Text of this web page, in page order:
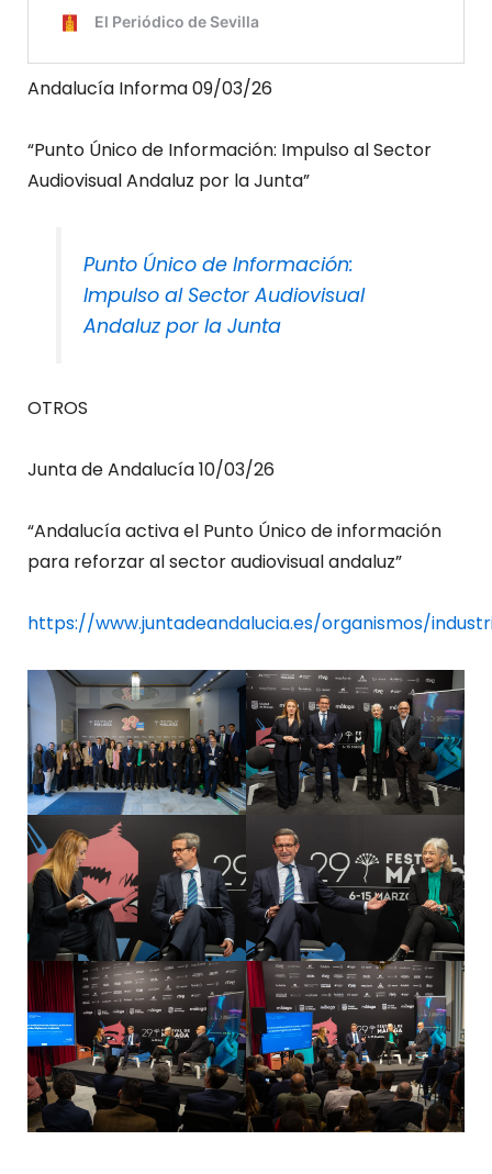
Andalucía Informa 09/03/26
“Punto Único de Información: Impulso al Sector
Audiovisual Andaluz por la Junta”
Punto Único de Información:
Impulso al Sector Audiovisual
Andaluz por la Junta
OTROS
Junta de Andalucía 10/03/26
“Andalucía activa el Punto Único de información
para reforzar al sector audiovisual andaluz”
https://www.juntadeandalucia.es/organismos/